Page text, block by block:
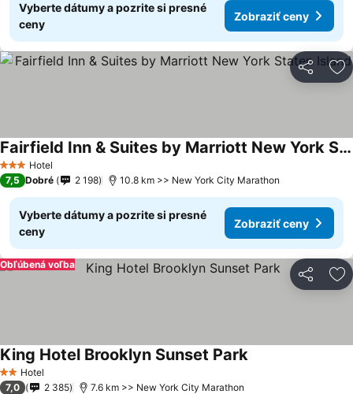
Vyberte dátumy a pozrite si presné
ceny
Zobraziť ceny
Zdieľať
3 Počet hviezdičiek
Hotel
Fairfield Inn & Suites by Marriott New York Staten Island
7,5 Dobré 2 198 10.8 km >> New York City Marathon
Vyberte dátumy a pozrite si presné
ceny
Zobraziť ceny
Zdieľať
Obľúbená voľba
2 Počet hviezdičiek
Hotel
King Hotel Brooklyn Sunset Park
7,0 2 385 7.6 km >> New York City Marathon